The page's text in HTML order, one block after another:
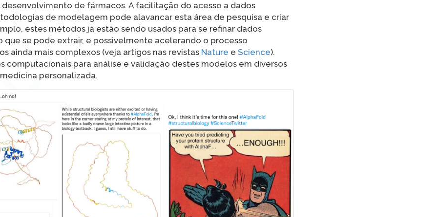
de fármacos. A facilitação do acesso a dados
de modelagem pode alavancar esta área de pesquisa e criar
estes métodos já estão sendo usados para se refinar dados
se pode extrair, e possivelmente acelerando o processo
ainda mais complexos (veja artigos nas revistas Nature e Science).
computacionais para análise e validação destes modelos em diversos
personalizada.